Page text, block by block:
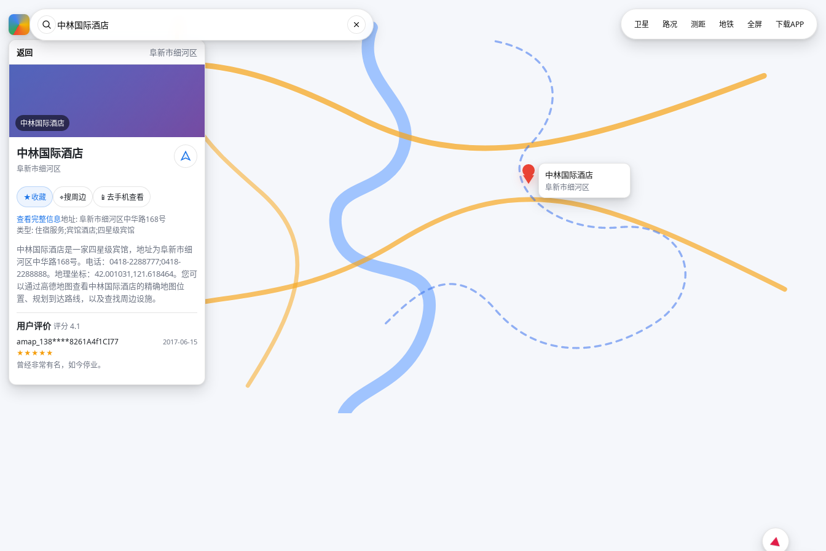
返回 阜新市细河区
中林国际酒店
中林国际酒店
阜新市细河区
★收藏 ⌖搜周边 📱 去手机查看
查看完整信息地址: 阜新市细河区中华路168号
类型: 住宿服务;宾馆酒店;四星级宾馆
中林国际酒店是一家四星级宾馆，地址为阜新市细
河区中华路168号。电话：0418-2288777;0418-
2288888。地理坐标：42.001031,121.618464。您可
以通过高德地图查看中林国际酒店的精确地图位
置、规划到达路线，以及查找周边设施。
用户评价评分 4.1
amap_138****8261A4f1CI77
2017-06-15
★★★★★
曾经非常有名，如今停业。
中林国际酒店
阜新市细河区
卫星 路况 测距 地铁 全屏 下载APP